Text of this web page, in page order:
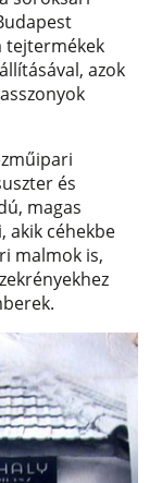
tejtermékek
azok
és
magas
akik céhekbe
malmok is,